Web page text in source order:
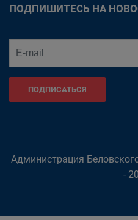
ПОДПИШИТЕСЬ НА
ПОДПИСАТЬСЯ
Администрация
-